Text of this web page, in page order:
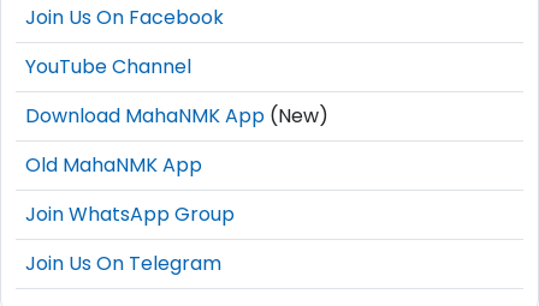
Join Us On Facebook
YouTube Channel
Download MahaNMK App (New)
Old MahaNMK App
Join WhatsApp Group
Join Us On Telegram